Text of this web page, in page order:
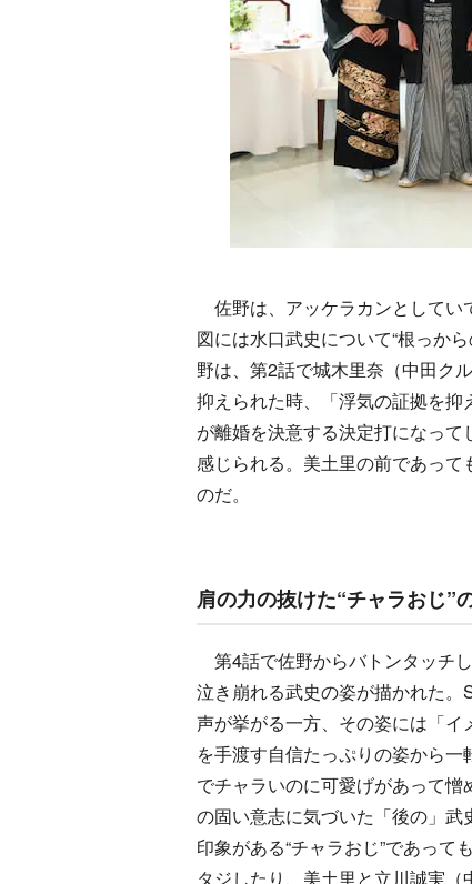
佐野は、アッケラカンとしてい
図には水口武史について“根っか
野は、第2話で城木里奈（中田ク
抑えられた時、「浮気の証拠を
が離婚を決意する決定打になっ
感じられる。美土里の前であっ
のだ。
肩の力の抜けた“チャラおじ
第4話で佐野からバトンタッチ
泣き崩れる武史の姿が描かれた
声が挙がる一方、その姿には「
を手渡す自信たっぷりの姿から
でチャラいのに可愛げがあって
の固い意志に気づいた「後の」
印象がある“チャラおじ”であっ
タジしたり、美土里と立川誠実